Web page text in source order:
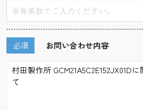
お問い合わせ内容
必須